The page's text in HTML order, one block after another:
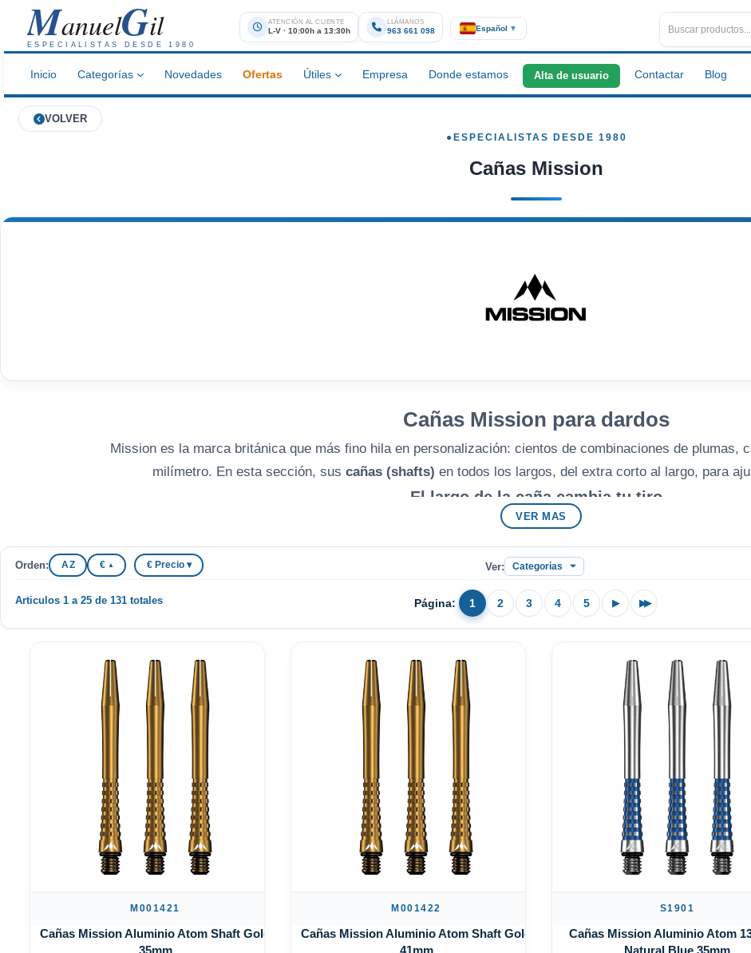
ManuelGil
ESPECIALISTAS DESDE 1980
ATENCIÓN AL CLIENTE
L-V · 10:00h a 13:30h
LLÁMANOS
963 661 098 Español ▼
Inicio Categorías Novedades Ofertas Útiles Empresa Donde estamos Alta de usuario Contactar Blog
VOLVER
Cañas Mission
Cañas Mission para dardos
Mission es la marca británica que más fino hila en personalización: cientos de combinaciones de plumas,
milímetro. En esta sección, sus cañas (shafts) en todos los largos, del extra corto al largo, para
El largo de la caña cambia tu tiro
= centro de gravedad adelantado y vuelo más rápido; cañalarga= más estabilidad con plumas
materiales más duros o sistemas con anilla.
Completa el montaje con
dardos de punta de acero Mission y
. Más de
en ManuelGil encontrarás stock real y consejo de tienda especialista desde
963 661 098 , escríbenos a manuelgil@manuelgil.com
VER MAS
Orden: A Z € ▲ € Precio ▾ Ver:
Página: 1 2 3 4 5 ▶ ▶▶
Articulos 1 a 25 de 131 totales
M001421
Cañas Mission Aluminio Atom Shaft Gold
35mm
M001422
Cañas Mission Aluminio Atom Shaft Gold
41mm
S1901
Cañas Mission Aluminio Atom
Natural Blue 35mm